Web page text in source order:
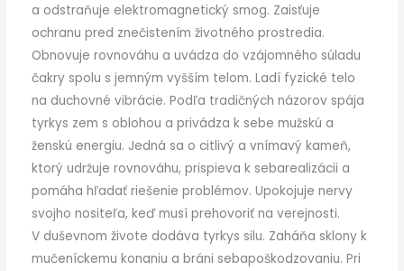
a odstraňuje elektromagnetický smog. Zaisťuje
ochranu pred znečistením životného prostredia.
Obnovuje rovnováhu a uvádza do vzájomného súladu
čakry spolu s jemným vyšším telom. Ladí fyzické telo
na duchovné vibrácie. Podľa tradičných názorov spája
tyrkys zem s oblohou a privádza k sebe mužskú a
ženskú energiu. Jedná sa o citlivý a vnímavý kameň,
ktorý udržuje rovnováhu, prispieva k sebarealizácii a
pomáha hľadať riešenie problémov. Upokojuje nervy
svojho nositeľa, keď musí prehovoriť na verejnosti.
V duševnom živote dodáva tyrkys silu. Zaháňa sklony k
mučeníckemu konaniu a bráni sebapoškodzovaniu. Pri